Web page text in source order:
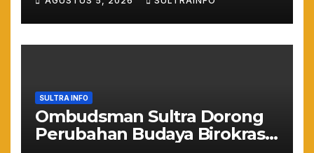
Muda
SULTRA INFO
Ombudsman Sultra Dorong
Perubahan Budaya Birokrasi